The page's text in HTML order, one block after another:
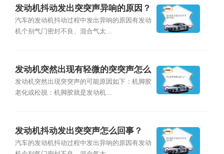
发动机抖动发出突突声异响的原因？
汽车的发动机抖动过程中发出异响的原因有发动
机个别气门密封不良、混合气太...
发动机突然出现有轻微的突突声怎么
回事？
发动机突然出现突突声的可能原因如下：机脚胶
老化或松脱：机脚胶就是发动机...
发动机抖动发出突突声怎么回事？
汽车的发动机抖动过程中发出异响的原因有发动